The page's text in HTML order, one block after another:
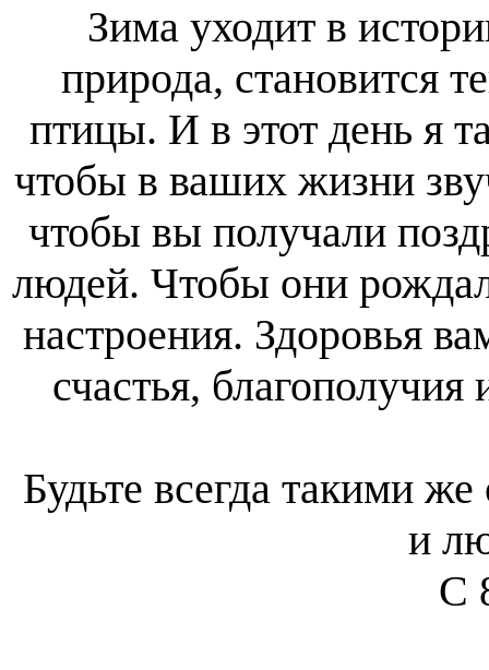
Зима уходит в
природа, становится
птицы. И в этот день я
чтобы в ваших жизни
чтобы вы получали
людей. Чтобы они
настроения. Здоровья
счастья,
Будьте всегда такими
и
С